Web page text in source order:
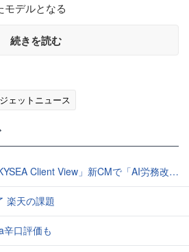
モデルとなる
続きを読む
ェットニュース
「AI労務改善」をアピール 働き方をAIが分析したら「すぐに休んで」と言われる？
楽天の課題
口評価も